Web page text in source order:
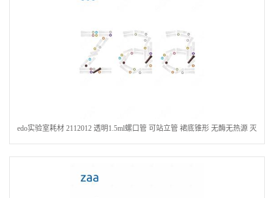
edo实验室耗材 2112012 透明1.5ml螺口管 可站立管 裙底锥形 无酶无热源 灭
菌